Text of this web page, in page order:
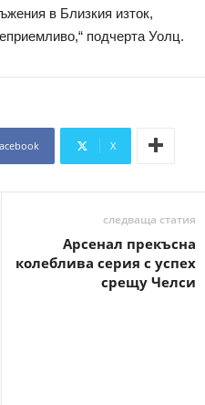
в Близкия изток,
подчерта Уолц.
X
следваща статия
Арсенал прекъсна
колеблива серия с успех
срещу Челси